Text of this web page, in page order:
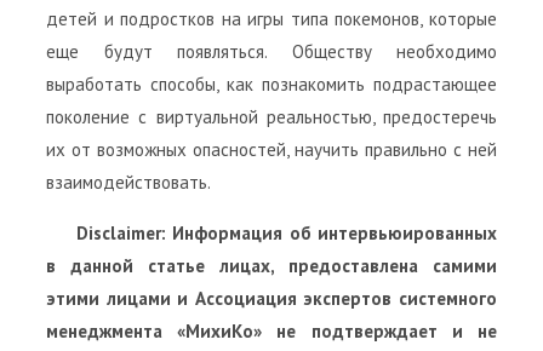
детей и подростков на игры типа покемонов, которые
еще будут появляться. Обществу необходимо
выработать способы, как познакомить подрастающее
поколение с виртуальной реальностью, предостеречь
их от возможных опасностей, научить правильно с ней
взаимодействовать.
Disclaimer: Информация об интервьюированных
в данной статье лицах, предоставлена самими
этими лицами и Ассоциация экспертов системного
менеджмента «МихиКо» не подтверждает и не